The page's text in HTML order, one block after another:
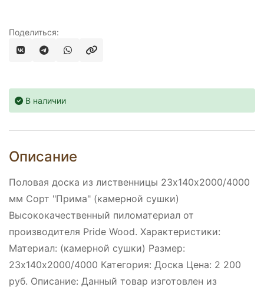
Поделиться:
В наличии
Описание
Половая доска из лиственницы 23х140х2000/4000
мм Сорт "Прима" (камерной сушки)
Высококачественный пиломатериал от
производителя Pride Wood. Характеристики:
Материал: (камерной сушки) Размер:
23х140х2000/4000 Категория: Доска Цена: 2 200
руб. Описание: Данный товар изготовлен из